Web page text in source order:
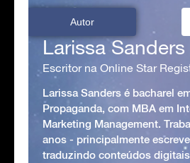
Autor
Larissa Sanders
Escritor na Online Star
Larissa Sanders é bacharel
Propaganda, com MBA em
Marketing Management.
anos - principalmente
traduzindo conteúdos